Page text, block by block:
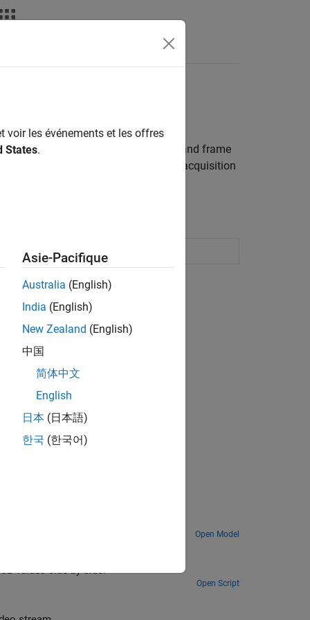
from devices such as cameras and frame
lets you configure and preview the acquisition
device
Open Model
values side by side.
Open Script
voir les événements et les offres
States.
Asie-Pacifique
Australia (English)
India (English)
New Zealand (English)
中国
简体中文
English
日本 (日本語)
한국 (한국어)